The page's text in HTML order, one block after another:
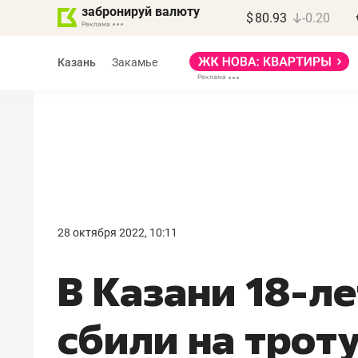
забронируй валюту $ 80.93 -0.20
Казань Закамье
28 октября 2022, 10:11
В Казани 18-
сбили на
правил, бизнес может
потерять минимум